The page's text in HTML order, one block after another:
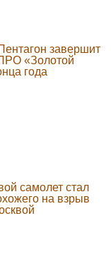
завершит
«Золотой
года
самолет стал
на взрыв